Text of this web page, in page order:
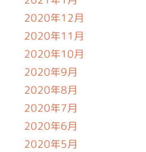
2020年12月
2020年11月
2020年10月
2020年9月
2020年8月
2020年7月
2020年6月
2020年5月